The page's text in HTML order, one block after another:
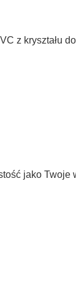
z kryształu
jako Twoje